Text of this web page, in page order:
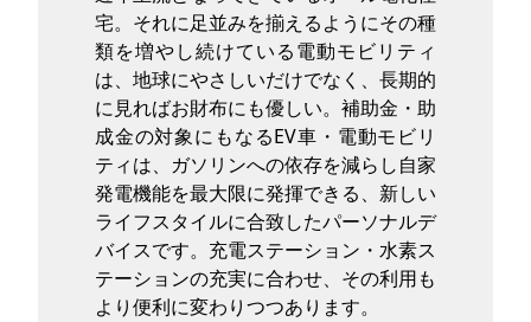
宅。それに足並みを揃えるようにその種
類を増やし続けている電動モビリティ
は、地球にやさしいだけでなく、長期的
に見ればお財布にも優しい。補助金・助
成金の対象にもなるEV車・電動モビリ
ティは、ガソリンへの依存を減らし自家
発電機能を最大限に発揮できる、新しい
ライフスタイルに合致したパーソナルデ
バイスです。充電ステーション・水素ス
テーションの充実に合わせ、その利用も
より便利に変わりつつあります。